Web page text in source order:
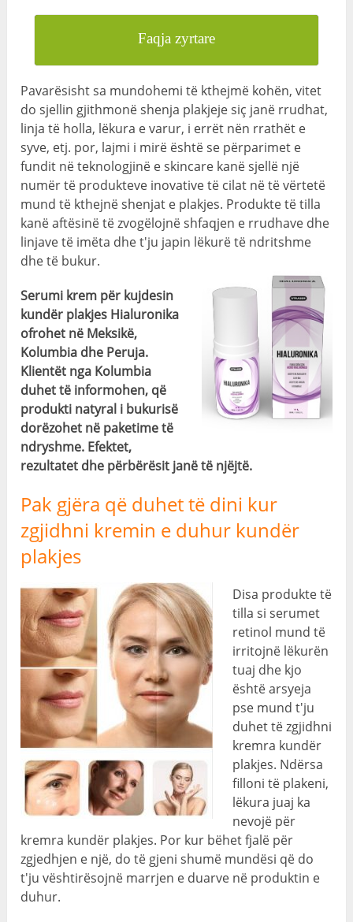
Faqja zyrtare
Pavarësisht sa mundohemi të kthejmë kohën, vitet
do sjellin gjithmonë shenja plakjeje siç janë rrudhat,
linja të holla, lëkura e varur, i errët nën rrathët e
syve, etj. por, lajmi i mirë është se përparimet e
fundit në teknologjinë e skincare kanë sjellë një
numër të produkteve inovative të cilat në të vërtetë
mund të kthejnë shenjat e plakjes. Produkte të tilla
kanë aftësinë të zvogëlojnë shfaqjen e rrudhave dhe
linjave të imëta dhe t'ju japin lëkurë të ndritshme
dhe të bukur.
Serumi krem ​​për kujdesin
kundër plakjes Hialuronika
ofrohet në Meksikë,
Kolumbia dhe Peruja.
Klientët nga Kolumbia
duhet të informohen, që
produkti natyral i bukurisë
dorëzohet në paketime të
ndryshme. Efektet,
rezultatet dhe përbërësit janë të njëjtë.
Pak gjëra që duhet të dini kur
zgjidhni kremin e duhur kundër
plakjes
Disa produkte të
tilla si serumet
retinol mund të
irritojnë lëkurën
tuaj dhe kjo
është arsyeja
pse mund t'ju
duhet të zgjidhni
kremra kundër
plakjes. Ndërsa
filloni të plakeni,
lëkura juaj ka
nevojë për
kremra kundër plakjes. Por kur bëhet fjalë për
zgjedhjen e një, do të gjeni shumë mundësi që do
t'ju vështirësojnë marrjen e duarve në produktin e
duhur.